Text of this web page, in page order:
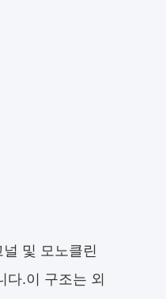
및 모노클린
.이 구조는 외